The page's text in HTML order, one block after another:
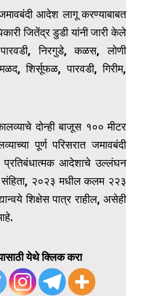
आदेश लागू करण्याबाबत
जितेंद्र डुडी यांनी जारी केले
निरगुडे, कळस, लोणी
शिर्सूफळ, पारवडी, गिरीम,
दोन्ही बाजूस १०० मीटर
पूर्ण परिसरात जमावबंदी
आदेशाचे उल्लंघन
संहिता, २०२३ मधील कलम २२३
शिक्षेस पात्र राहील, असेही
येथे क्लिक करा